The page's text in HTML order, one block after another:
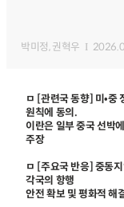
박미정, 권혁우
ㅁ [관련국 동향] 미•중
원칙에 동의.
이란은 일부 중국 선박
주장
ㅁ [주요국 반응] 중동
각국의 항행
안전 확보 및 평화적 해